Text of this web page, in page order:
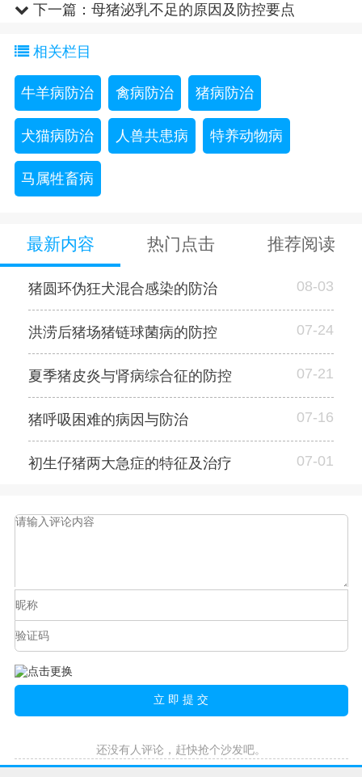
下一篇： 母猪泌乳不足的原因及防控要点
相关栏目
牛羊病防治 禽病防治 猪病防治
犬猫病防治 人兽共患病 特养动物病
马属牲畜病
最新内容 热门点击 推荐阅读
猪圆环伪狂犬混合感染的防治 08-03
洪涝后猪场猪链球菌病的防控 07-24
夏季猪皮炎与肾病综合征的防控 07-21
猪呼吸困难的病因与防治 07-16
初生仔猪两大急症的特征及治疗 07-01
还没有人评论，赶快抢个沙发吧。